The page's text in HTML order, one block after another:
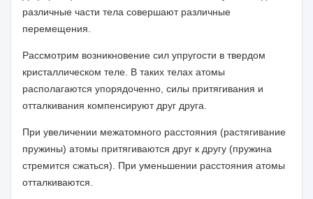
различные части тела совершают различные
перемещения.
Рассмотрим возникновение сил упругости в твердом
кристаллическом теле. В таких телах атомы
располагаются упорядоченно, силы притягивания и
оттал­кивания компенсируют друг друга.
При увеличении межатомного расстояния (растягивание
пружины) атомы притягиваются друг к другу (пружина
стремится сжаться). При уменьшении рас­стояния атомы
отталкиваются.